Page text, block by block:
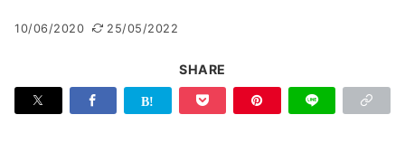
10/06/2020 25/05/2022
SHARE